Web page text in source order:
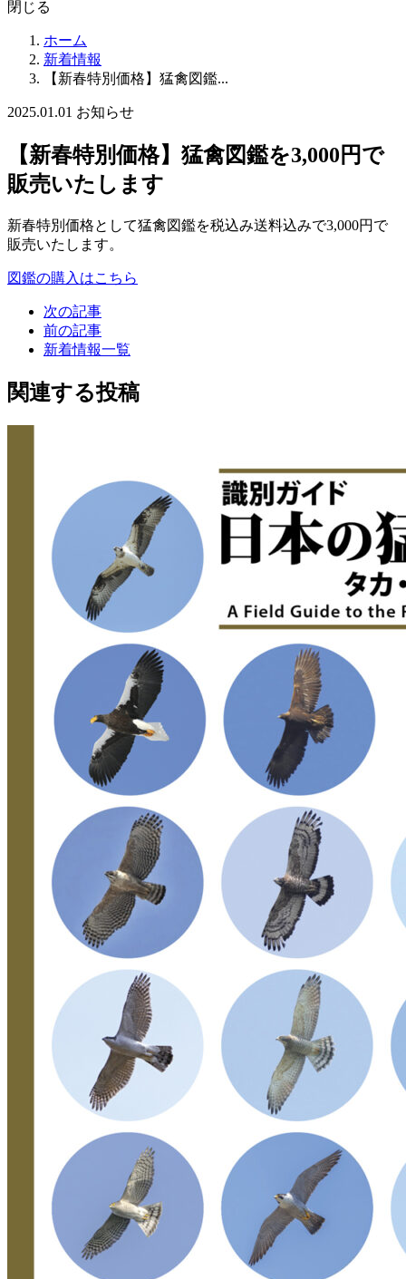
閉じる
ホーム
新着情報
【新春特別価格】猛禽図鑑...
2025.01.01 お知らせ
【新春特別価格】猛禽図鑑を3,000円で
販売いたします
新春特別価格として猛禽図鑑を税込み送料込みで3,000円で
販売いたします。
図鑑の購入はこちら
次の記事
前の記事
新着情報一覧
関連する投稿